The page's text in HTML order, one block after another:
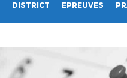
DISTRICT EPREUVES